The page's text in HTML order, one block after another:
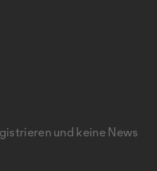
und keine News